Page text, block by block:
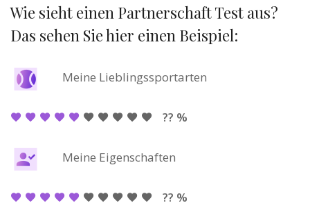
Wie sieht einen Partnerschaft Test aus?
Das sehen Sie hier einen Beispiel:
Meine Lieblingssportarten
?? %
Meine Eigenschaften
?? %